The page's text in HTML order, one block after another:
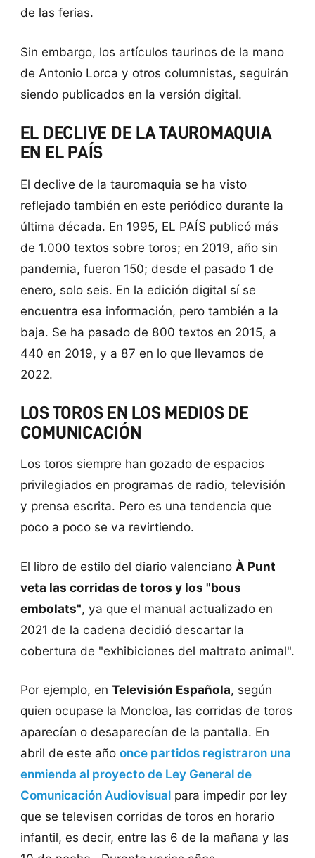
de las ferias.
Sin embargo, los artículos taurinos de la mano
de Antonio Lorca y otros columnistas, seguirán
siendo publicados en la versión digital.
EL DECLIVE DE LA TAUROMAQUIA
EN EL PAÍS
El declive de la tauromaquia se ha visto
reflejado también en este periódico durante la
última década. En 1995, EL PAÍS publicó más
de 1.000 textos sobre toros; en 2019, año sin
pandemia, fueron 150; desde el pasado 1 de
enero, solo seis. En la edición digital sí se
encuentra esa información, pero también a la
baja. Se ha pasado de 800 textos en 2015, a
440 en 2019, y a 87 en lo que llevamos de
2022.
LOS TOROS EN LOS MEDIOS DE
COMUNICACIÓN
Los toros siempre han gozado de espacios
privilegiados en programas de radio, televisión
y prensa escrita. Pero es una tendencia que
poco a poco se va revirtiendo.
El libro de estilo del diario valenciano À Punt
veta las corridas de toros y los "bous
embolats", ya que el manual actualizado en
2021 de la cadena decidió descartar la
cobertura de "exhibiciones del maltrato animal".
Por ejemplo, en Televisión Española, según
quien ocupase la Moncloa, las corridas de toros
aparecían o desaparecían de la pantalla. En
abril de este año once partidos registraron una
enmienda al proyecto de Ley General de
Comunicación Audiovisualpara impedir por ley
que se televisen corridas de toros en horario
infantil, es decir, entre las 6 de la mañana y las